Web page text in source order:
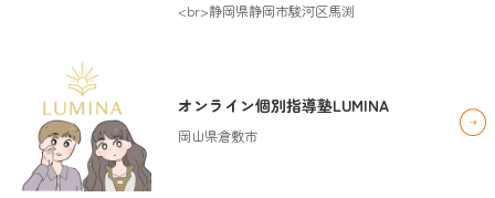
<br>静岡県静岡市駿河区馬渕
オンライン個別指導塾LUMINA
岡山県倉敷市